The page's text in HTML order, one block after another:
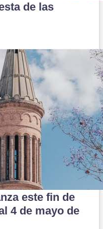
de las
este fin de
4 de mayo de